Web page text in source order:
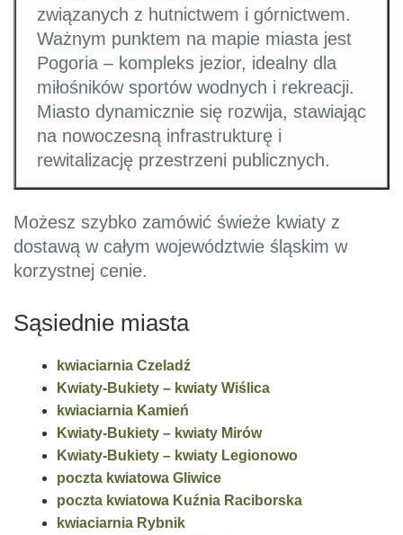
związanych z hutnictwem i górnictwem.
Ważnym punktem na mapie miasta jest
Pogoria – kompleks jezior, idealny dla
miłośników sportów wodnych i rekreacji.
Miasto dynamicznie się rozwija, stawiając
na nowoczesną infrastrukturę i
rewitalizację przestrzeni publicznych.
Możesz szybko zamówić świeże kwiaty z
dostawą w całym województwie śląskim w
korzystnej cenie.
Sąsiednie miasta
kwiaciarnia Czeladź
Kwiaty-Bukiety – kwiaty Wiślica
kwiaciarnia Kamień
Kwiaty-Bukiety – kwiaty Mirów
Kwiaty-Bukiety – kwiaty Legionowo
poczta kwiatowa Gliwice
poczta kwiatowa Kuźnia Raciborska
kwiaciarnia Rybnik